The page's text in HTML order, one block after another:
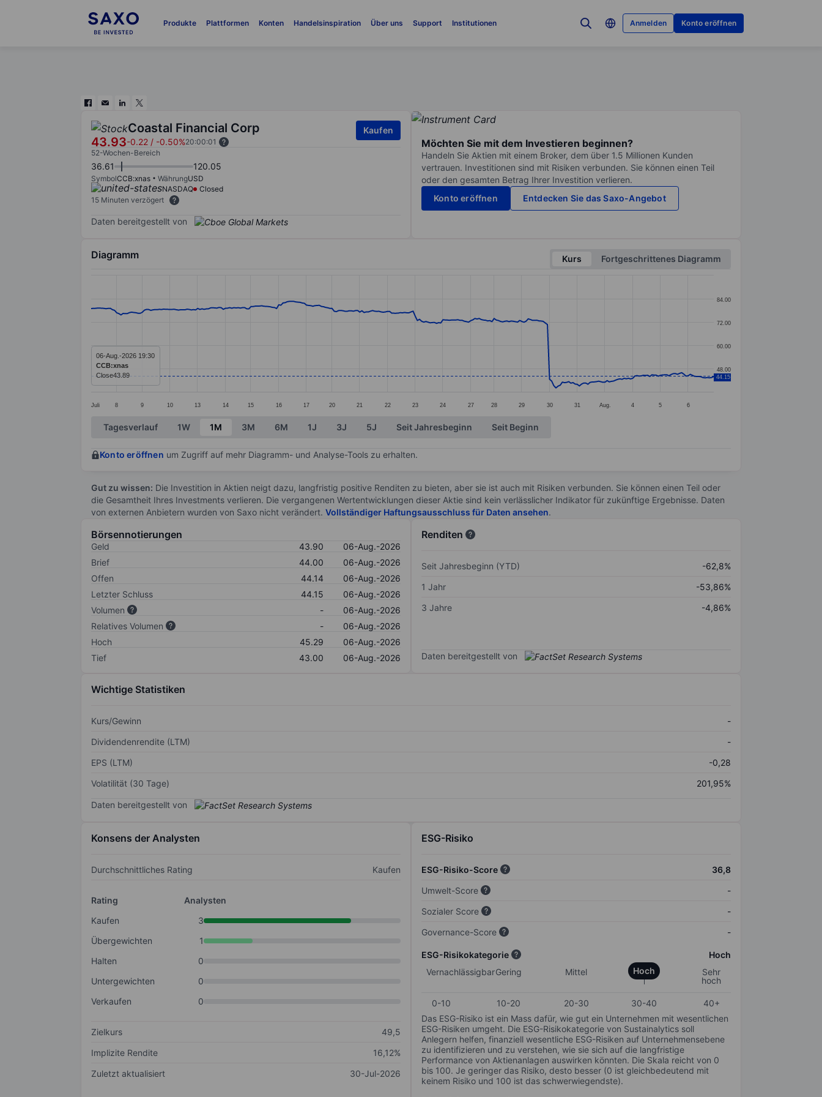
Produkte Plattformen Konten Handelsinspiration Über uns Support Institutionen Anmelden Konto eröffnen
Coastal Financial Corp
43.93-0.22 / -0.50%20:00:01
Kaufen
52-Wochen-Bereich
36.61 120.05
SymbolCCB:xnas WährungUSD
NASDAQ
Closed
15 Minuten verzögert
Daten bereitgestellt von
Möchten Sie mit dem Investieren beginnen?
Handeln Sie Aktien mit einem Broker, dem über 1.5 Millionen Kunden
vertrauen. Investitionen sind mit Risiken verbunden. Sie können einen Teil
oder den gesamten Betrag Ihrer Investition verlieren.
Konto eröffnen
Entdecken Sie das Saxo-Angebot
Diagramm Kurs
Fortgeschrittenes Diagramm
Line chart with 293 data points.
Juli 8 9 10 13 14 15 16 17 20 21 22 23 24 27 28 29 30 31 Aug. 4 5 6
48.00
60.00
72.00
84.00
44.15
06-Aug.-2026 19:30
CCB:xnas
Close43.89
End of interactive chart.
Tagesverlauf 1W 1M 3M 6M 1J 3J 5J Seit Jahresbeginn Seit Beginn
Konto eröffnen um Zugriff auf mehr Diagramm- und Analyse-Tools zu erhalten.
Gut zu wissen: Die Investition in Aktien neigt dazu, langfristig positive Renditen zu bieten, aber sie ist auch mit Risiken verbunden. Sie können einen Teil oder
die Gesamtheit Ihres Investments verlieren. Die vergangenen Wertentwicklungen dieser Aktie sind kein verlässlicher Indikator für zukünftige Ergebnisse. Daten
von externen Anbietern wurden von Saxo nicht verändert. Vollständiger Haftungsausschluss für Daten ansehen.
Börsennotierungen
Geld 43.90
06-Aug.-2026
Brief
44.00
06-Aug.-2026
Offen
44.14
06-Aug.-2026
Letzter Schluss
44.15
06-Aug.-2026
Volumen
-
06-Aug.-2026
Relatives Volumen
-
06-Aug.-2026
Hoch
45.29
06-Aug.-2026
Tief
43.00 06-Aug.-2026
Renditen
Seit Jahresbeginn (YTD)
-62,8%
1 Jahr
-53,86%
3 Jahre
-4,86%
Daten bereitgestellt von
Wichtige Statistiken
Kurs/Gewinn
-
Dividendenrendite (LTM)
-
EPS (LTM)
-0,28
Volatilität (30 Tage)
201,95%
Daten bereitgestellt von
Konsens der Analysten
Durchschnittliches Rating Kaufen
Rating
Analysten
Kaufen
3
Übergewichten
1
Halten
0
Untergewichten
0
Verkaufen
0
Zielkurs
49,5
Implizite Rendite
16,12%
Zuletzt aktualisiert
30-Jul-2026
ESG-Risiko
ESG-Risiko-Score
36,8
Umwelt-Score
-
Sozialer Score
-
Governance-Score
-
ESG-Risikokategorie
Hoch
VernachlässigbarGering Mittel Hoch
Sehr
hoch
0-10 10-20 20-30 30-40
40+
Das ESG-Risiko ist ein Mass dafür, wie gut ein Unternehmen mit wesentlichen
ESG-Risiken umgeht. Die ESG-Risikokategorie von Sustainalytics soll
Anlegern helfen, finanziell wesentliche ESG-Risiken auf Unternehmensebene
zu identifizieren und zu verstehen, wie sie sich auf die langfristige
Performance von Aktienanlagen auswirken könnten. Die Skala reicht von 0
bis 100. Je geringer das Risiko, desto besser (0 ist gleichbedeutend mit
keinem Risiko und 100 ist das schwerwiegendste).